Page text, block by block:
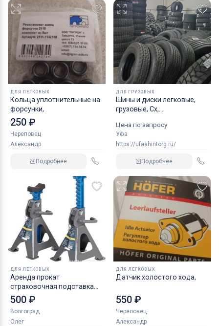
ДЛЯ ЛЕГКОВЫХ
Кольца уплотнительные на
форсунки,
250 ₽
Череповец
Александр
Подробнее
ДЛЯ ГРУЗОВЫХ
Шины и диски легковые,
грузовые, Сх,
Цена по запросу
Уфа
https://ufashintorg.ru/
Подробнее
ДЛЯ ЛЕГКОВЫХ
Аренда прокат
страховочная подставка
NORDBERG 2 т
500 ₽
Волгоград
Олег
ДЛЯ ЛЕГКОВЫХ
Датчик холостого хода,
550 ₽
Череповец
Александр